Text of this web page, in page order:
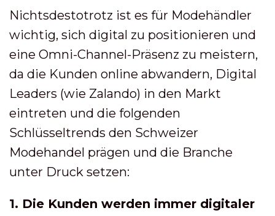
Nichtsdestotrotz ist es für Modehändler
wichtig, sich digital zu positionieren und
eine Omni-Channel-Präsenz zu meistern,
da die Kunden online abwandern, Digital
Leaders (wie Zalando) in den Markt
eintreten und die folgenden
Schlüsseltrends den Schweizer
Modehandel prägen und die Branche
unter Druck setzen:
1. Die Kunden werden immer digitaler